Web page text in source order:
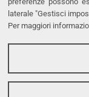
laterale "Gestisci
Per maggiori
LINKS